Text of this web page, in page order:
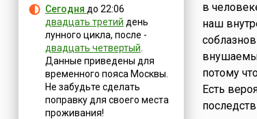
Сегодня до 22:06
двадцать третий день
лунного цикла, после -
двадцать четвертый
Данные приведены для
временного пояса Москвы.
Не забудьте сделать
поправку для своего места
проживания!
в
наш
потому
Есть